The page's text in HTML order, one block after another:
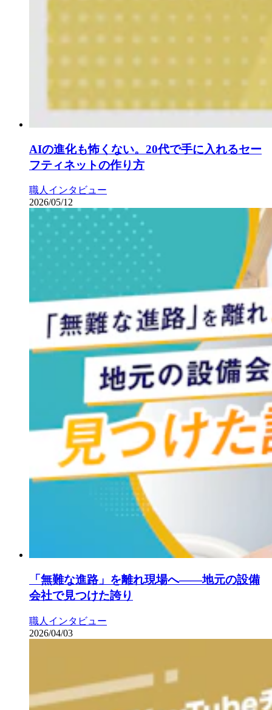
AIの進化も怖くない。20代で手に入れるセー
フティネットの作り方
職人インタビュー
2026/05/12
「無難な進路」を離れ現場へ——地元の設備
会社で見つけた誇り
職人インタビュー
2026/04/03